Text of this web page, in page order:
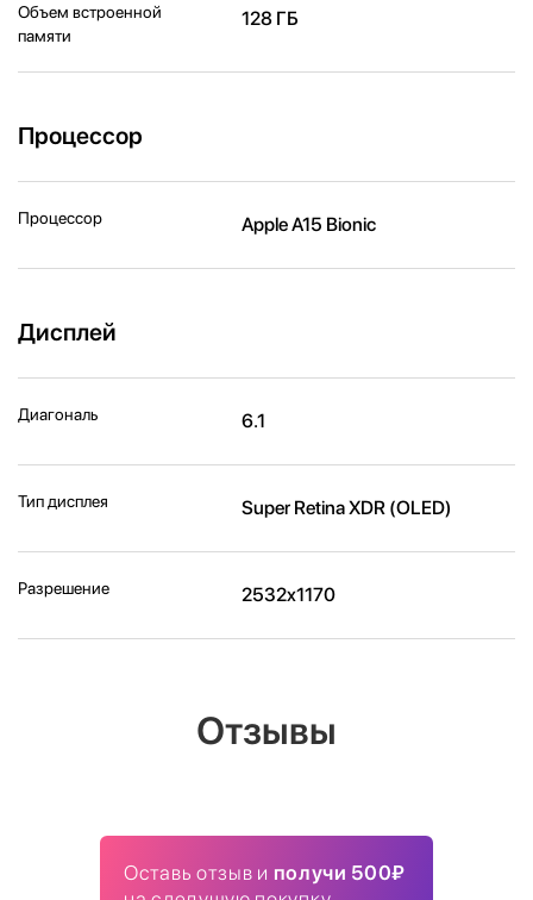
Объем встроенной
памяти
128 ГБ
Процессор
Процессор Apple A15 Bionic
Дисплей
Диагональ 6.1
Тип дисплея Super Retina XDR (OLED)
Разрешение 2532x1170
Отзывы
Оставь отзыв и получи 500₽